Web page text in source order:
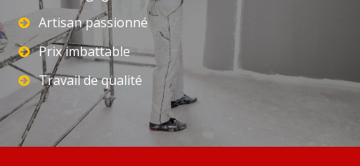
Artisan passionné
Prix imbattable
Travail de qualité